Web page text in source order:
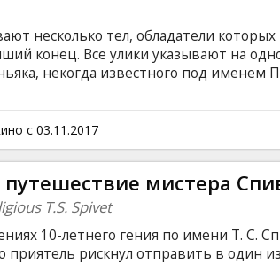
несколько тел, обладатели которых
конец. Все улики указывают на
некогда известного под именем
на латышском и русском
с 03.11.2017
мистера
T.S. Spivet
10-летнего гения по имени Т. С.
приятель рискнул отправить в один